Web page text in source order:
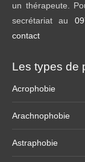
un thérapeute.
secrétariat au
contact
Les types de
Acrophobie
Arachnophobie
Astraphobie